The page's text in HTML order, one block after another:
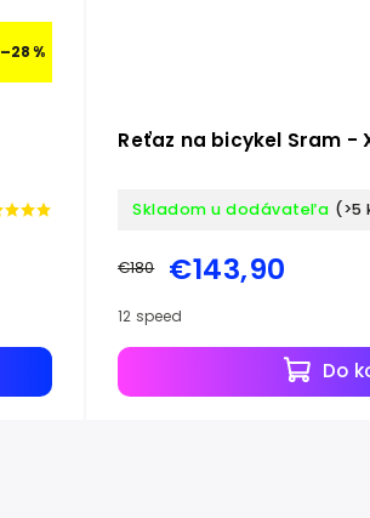
–28 %
Reťaz na bicykel Sram -
Skladom u dodávateľa (>5
€180 €143,90
Do
12 speed